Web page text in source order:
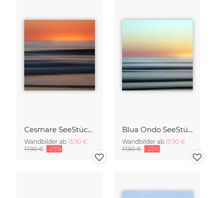
Cesmare SeeStück No.09
Wandbilder ab 13,90 €
17,90 € -25%
Blua Ondo SeeStück No.14
Wandbilder ab 13,90 €
17,90 € -25%